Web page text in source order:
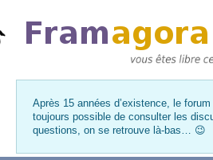
Après 15 années d’existence, le
toujours possible de consulter les
questions, on se retrouve là-bas… 😉